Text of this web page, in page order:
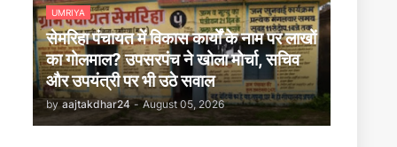
UMRIYA
सेमरिहा पंचायत में विकास कार्यों के नाम पर लाखों
का गोलमाल? उपसरपंच ने खोला मोर्चा, सचिव
और उपयंत्री पर भी उठे सवाल
by aajtakdhar24 - August 05, 2026